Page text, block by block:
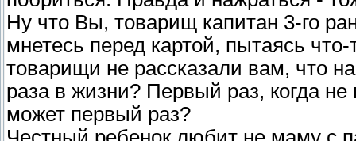
Ну что Вы, товарищ капитан 3-го
мнетесь перед картой, пытаясь
товарищи не рассказали вам, что
раза в жизни? Первый раз, когда не
может первый раз?